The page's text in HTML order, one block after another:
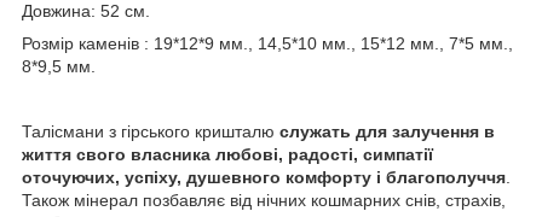
Довжина: 52 см.
Розмір каменів : 19*12*9 мм., 14,5*10 мм., 15*12 мм., 7*5 мм.,
8*9,5 мм.
Талісмани з гірського кришталю служать для залучення в
життя свого власника любові, радості, симпатії
оточуючих, успіху, душевного комфорту і благополуччя.
Також мінерал позбавляє від нічних кошмарних снів, страхів,